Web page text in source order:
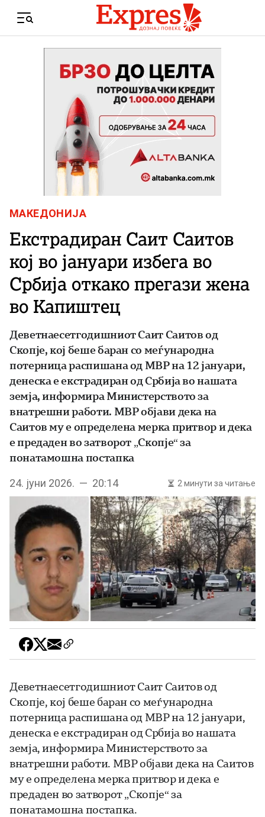
Menu
МАКЕДОНИЈА
Екстрадиран Саит Саитов
кој во јануари избега во
Србија откако прегази жена
во Капиштец
Деветнаесетгодишниот Саит Саитов од
Скопје, кој беше баран со меѓународна
потерница распишана од МВР на 12 јануари,
денеска е екстрадиран од Србија во нашата
земја, информира Министерството за
внатрешни работи. МВР објави дека на
Саитов му е определена мерка притвор и дека
е предаден во затворот „Скопје“ за
понатамошна постапка
24. јуни 2026. — 20:14 2 минути за читање
Деветнаесетгодишниот Саит Саитов од
Скопје, кој беше баран со меѓународна
потерница распишана од МВР на 12 јануари,
денеска е екстрадиран од Србија во нашата
земја, информира Министерството за
внатрешни работи. МВР објави дека на Саитов
му е определена мерка притвор и дека е
предаден во затворот „Скопје“ за
понатамошна постапка.